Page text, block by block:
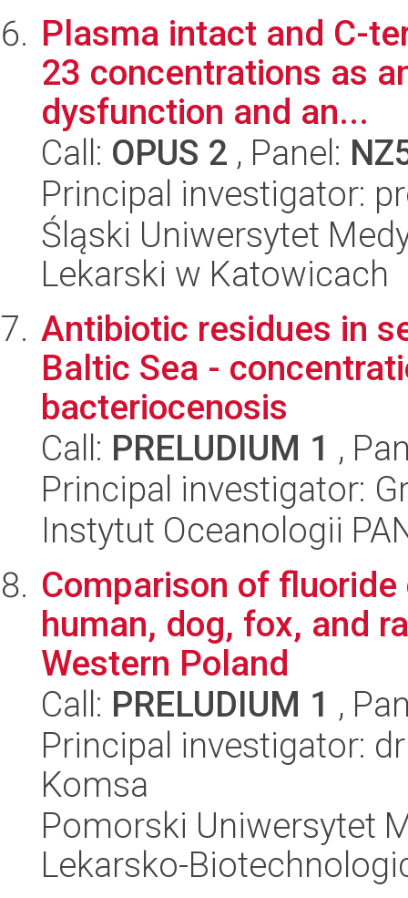
Plasma intact and C-
23 concentrations as
dysfunction and an...
Call: OPUS 2 , Panel:
Principal investigator:
Śląski Uniwersytet
Lekarski w Katowicach
Antibiotic residues in
Baltic Sea -
bacteriocenosis
Call: PRELUDIUM 1 ,
Principal investigator:
Instytut Oceanologii
Comparison of
human, dog, fox, and
Western Poland
Call: PRELUDIUM 1 ,
Principal investigator:
Komsa
Pomorski Uniwersytet
Lekarsko-